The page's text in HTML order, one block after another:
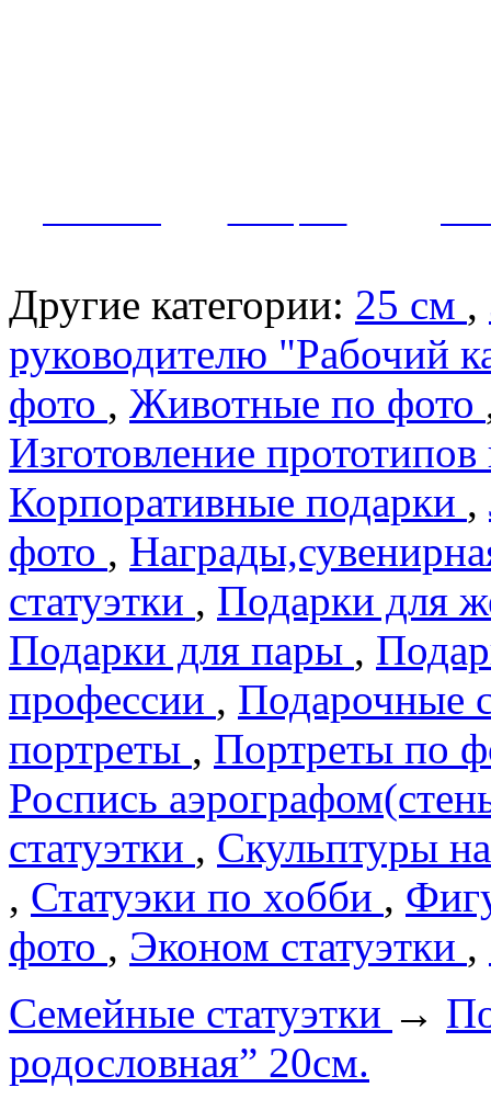
Другие категории: 25 см ,
руководителю "Рабочий
фото , Животные по фото
Изготовление
Корпоративные подарки ,
фото ,
статуэтки , Подарки для
Подарки для пары ,
профеcсии , Подарочные
портреты , Портреты по
Роспись
статуэтки , Скульптуры
, Статуэки по хобби ,
фото , Эконом статуэтки ,
Семейные статуэтки →
родословная” 20см.